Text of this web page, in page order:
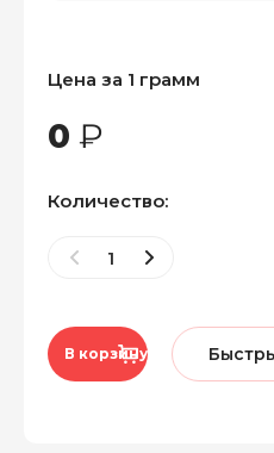
Цена за 1 грамм
0 ₽
Количество:
В корзину